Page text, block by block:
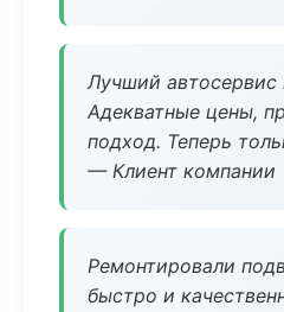
Лучший автосервис
Адекватные цены,
подход. Теперь
— Клиент компании
Ремонтировали
быстро и